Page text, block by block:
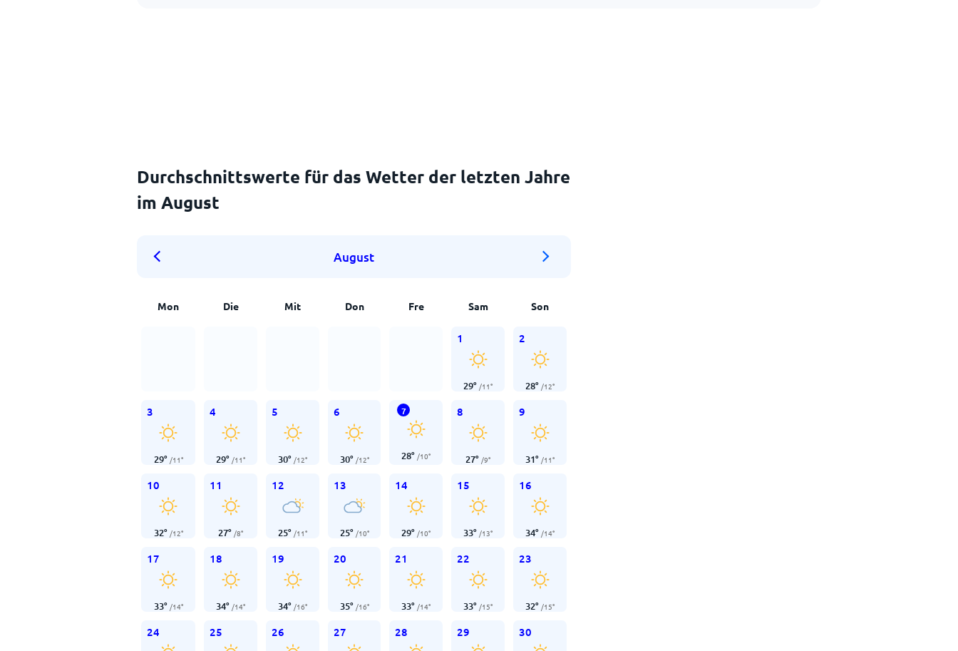
Durchschnittswerte für das Wetter der letzten Jahre
im August
August
Mon Die Mit Don Fre Sam Son
1
29° /11°
2
28° /12°
3
29° /11°
4
29° /11°
5
30° /12°
6
30° /12°
7
28° /10°
8
27° /9°
9
31° /11°
10
32° /12°
11
27° /8°
12
25° /11°
13
25° /10°
14
29° /10°
15
33° /13°
16
34° /14°
17
33° /14°
18
34° /14°
19
34° /16°
20
35° /16°
21
33° /14°
22
33° /15°
23
32° /15°
24 25 26 27 28 29 30